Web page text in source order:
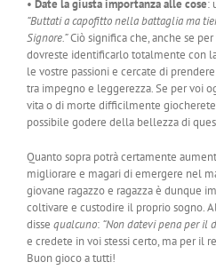
• Date la giusta importanza alle cose:
“Buttati a capofitto nella battaglia ma
Signore.”Ciò significa che, anche se
dovreste identificarlo totalmente con
le vostre passioni e cercate di
tra impegno e leggerezza. Se per voi
vita o di morte difficilmente
possibile godere della bellezza di
Quanto sopra potrà certamente
migliorare e magari di emergere nel
giovane ragazzo e ragazza è dunque
coltivare e custodire il proprio sogno.
disse qualcuno: “Non datevi pena per il
e credete in voi stessi certo, ma per il
Buon gioco a tutti!